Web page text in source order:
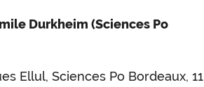
Durkheim (Sciences Po
Ellul, Sciences Po Bordeaux, 11